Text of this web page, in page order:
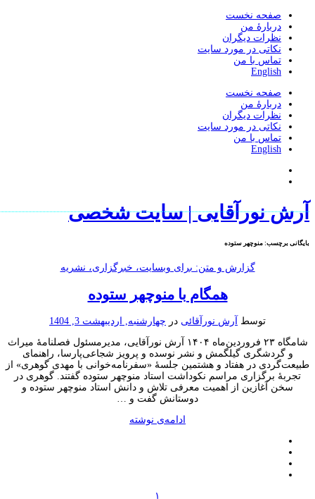
صفحه نخست
دربارۀ من
نظرات دیگران
نکاتی در مورد سایت
تماس با من
English
صفحه نخست
دربارۀ من
نظرات دیگران
نکاتی در مورد سایت
تماس با من
English
آرش نورآقایی | سایت شخصی
بایگانی برچسب:منوچهر ستوده
گزارش و متن: برای وبسایت، خبرگزاری، نشریه
همگام با منوچهر ستوده
توسطآرش نورآقائی در چهارشنبه, اردیبهشت 3, 1404
شامگاه ۲۳ فروردین‌ماه ۱۴۰۴ آرش نورآقایی، مدیرمسئول فصلنامهٔ میراث
و گردشگری گیلگمش و نشر نوسده و پرویز شجاعی‌پارسا، راهنمای
طبیعت‌گردی در هفتاد و هشتمین جلسهٔ «سفرنامه‌خوانی با مهدی گوهری» از
تجربهٔ برگزاری مراسم نکوداشت استاد منوچهر ستوده گفتند. گوهری در
سخن آغازین از اهمیت معرفی تلاش‌ و دانش استاد منوچهر ستوده و‌
دوستانش گفت و …
ادامه‌ی نوشته